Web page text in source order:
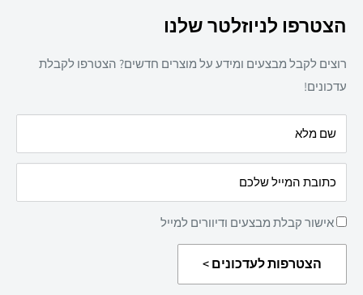
חד פעמי
מזון
מאמרים
תקנון אתר
מדיניות פרטיות
מדיניות החזרת מוצרים
הצטרפו לניוזלטר שלנו
רוצים לקבל מבצעים ומידע על מוצרים חדשים? הצטרפו לקבלת
עדכונים!
שם מלא
כתובת המייל שלכם
אישור קבלת מבצעים ודיוורים למייל
הצטרפות לעדכונים >